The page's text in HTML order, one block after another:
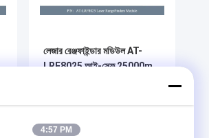
লেজার রেঞ্জফাইন্ডার মডিউল AT-
LRF8025 আই-সেফ 25000m
4:57 PM